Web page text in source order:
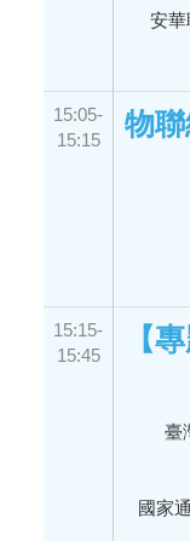
安
15:05-
15:15
物
15:15-
15:45
【
臺
國家